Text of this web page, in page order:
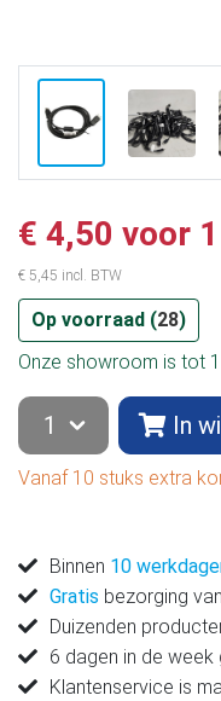
€ 4,50 voor
€ 5,45 incl. BTW
Op voorraad (28)
Onze showroom is tot
In
Vanaf 10 stuks extra
Binnen 10
Gratis bezorging
Duizenden
6 dagen in de week
Klantenservice is